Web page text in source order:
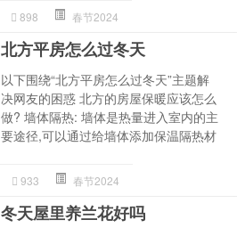
898 春节2024
北方平房怎么过冬天
以下围绕“北方平房怎么过冬天”主题解
决网友的困惑 北方的房屋保暖应该怎么
做? 墙体隔热: 墙体是热量进入室内的主
要途径,可以通过给墙体添加保温隔热材
933 春节2024
冬天屋里养兰花好吗